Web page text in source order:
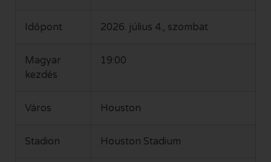
Időpont 2026. július 4., szombat
Magyar
kezdés
19:00
Város Houston
Stadion Houston Stadium